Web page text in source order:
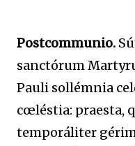
Postcommunio.
sanctórum
Pauli sollémnia
cœléstia: praesta,
temporáliter